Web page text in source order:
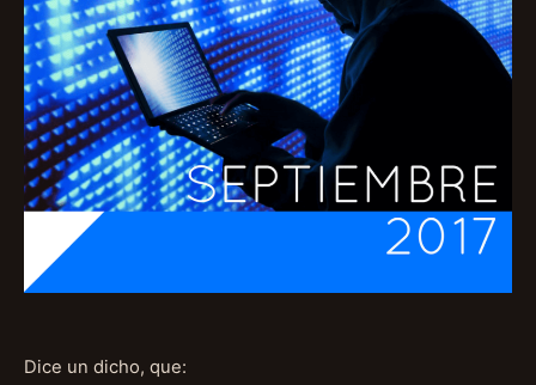
Dice un dicho, que: